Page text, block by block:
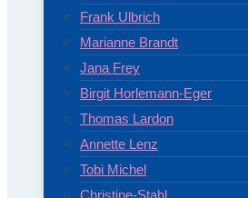
Frank Ulbrich
Marianne Brandt
Jana Frey
Birgit Horlemann-Eger
Thomas Lardon
Annette Lenz
Tobi Michel
Christine-Stahl